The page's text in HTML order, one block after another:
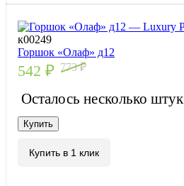
к00249
Горшок «Олаф» д12
542 ₽ 773₽
Осталось несколько штук
Купить
Купить в 1 клик